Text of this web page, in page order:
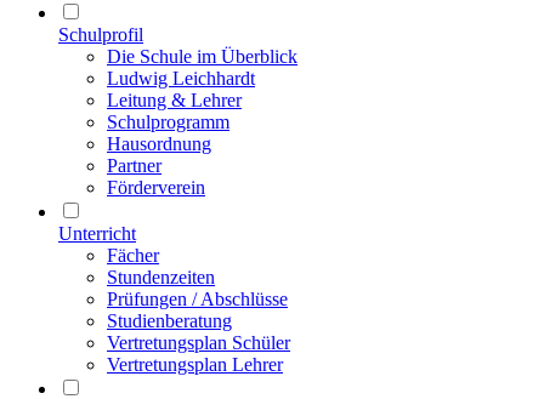
Schulprofil
Die Schule im Überblick
Ludwig Leichhardt
Leitung & Lehrer
Schulprogramm
Hausordnung
Partner
Förderverein
Unterricht
Fächer
Stundenzeiten
Prüfungen / Abschlüsse
Studienberatung
Vertretungsplan Schüler
Vertretungsplan Lehrer